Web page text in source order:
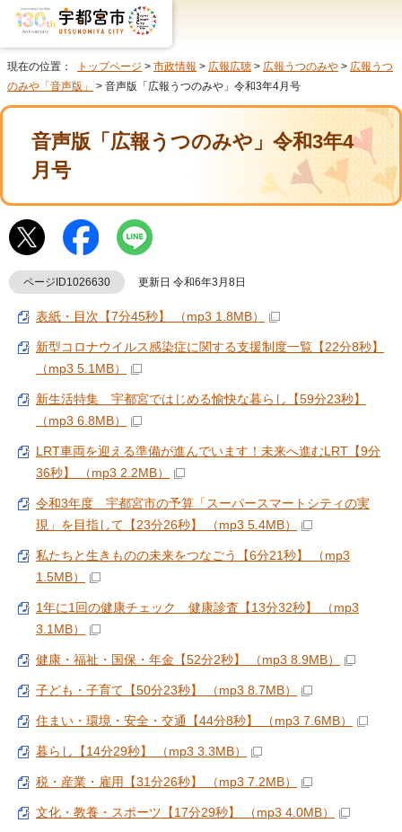
現在の位置： トップページ > 市政情報 > 広報広聴 > 広報うつのみや > 広報うつ
のみや「音声版」
> 音声版「広報うつのみや」令和3年4月号
音声版「広報うつのみや」令和3年4
月号
ページID1026630 更新日 令和6年3月8日
表紙・目次【7分45秒】 （mp3 1.8MB）
新型コロナウイルス感染症に関する支援制度一覧【22分8秒】
（mp3 5.1MB）
新生活特集 宇都宮ではじめる愉快な暮らし【59分23秒】
（mp3 6.8MB）
LRT車両を迎える準備が進んでいます！未来へ進むLRT【9分
36秒】 （mp3 2.2MB）
令和3年度 宇都宮市の予算「スーパースマートシティの実
現」を目指して【23分26秒】 （mp3 5.4MB）
私たちと生きものの未来をつなごう【6分21秒】 （mp3
1.5MB）
1年に1回の健康チェック 健康診査【13分32秒】 （mp3
3.1MB）
健康・福祉・国保・年金【52分2秒】 （mp3 8.9MB）
子ども・子育て【50分23秒】 （mp3 8.7MB）
住まい・環境・安全・交通【44分8秒】 （mp3 7.6MB）
暮らし【14分29秒】 （mp3 3.3MB）
税・産業・雇用【31分26秒】 （mp3 7.2MB）
文化・教養・スポーツ【17分29秒】 （mp3 4.0MB）